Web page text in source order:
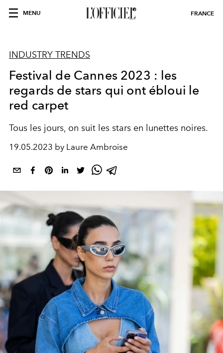
MENU FRANCE
INDUSTRY TRENDS
Festival de Cannes 2023 : les
regards de stars qui ont ébloui le
red carpet
Tous les jours, on suit les stars en lunettes noires.
19.05.2023 by Laure Ambroise